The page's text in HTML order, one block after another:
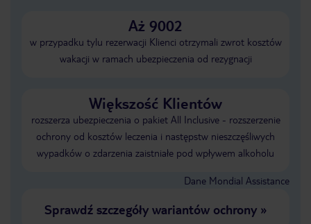
Aż 9002
w przypadku tylu rezerwacji Klienci otrzymali zwrot kosztów
wakacji w ramach ubezpieczenia od rezygnacji
Większość Klientów
rozszerza ubezpieczenia o pakiet All Inclusive - rozszerzenie
ochrony od kosztów leczenia i następstw nieszczęśliwych
wypadków o zdarzenia zaistniałe pod wpływem alkoholu
Dane Mondial Assistance
Sprawdź szczegóły wariantów ochrony»